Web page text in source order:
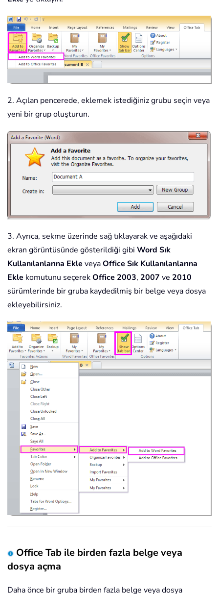
2. Açılan pencerede, eklemek istediğiniz grubu seçin veya
yeni bir grup oluşturun.
3. Ayrıca, sekme üzerinde sağ tıklayarak ve aşağıdaki
ekran görüntüsünde gösterildiği gibi Word Sık
Kullanılanlarına Ekle veyaOffice Sık Kullanılanlarına
Ekle komutunu seçerekOffice 2003, 2007 ve 2010
sürümlerinde bir gruba kaydedilmiş bir belge veya dosya
ekleyebilirsiniz.
Office Tab ile birden fazla belge veya
dosya açma
Daha önce bir gruba birden fazla belge veya dosya